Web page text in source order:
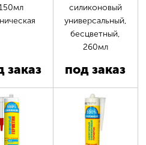
заказ
силиконовый
универсальный,
бесцветный,
260мл
под заказ